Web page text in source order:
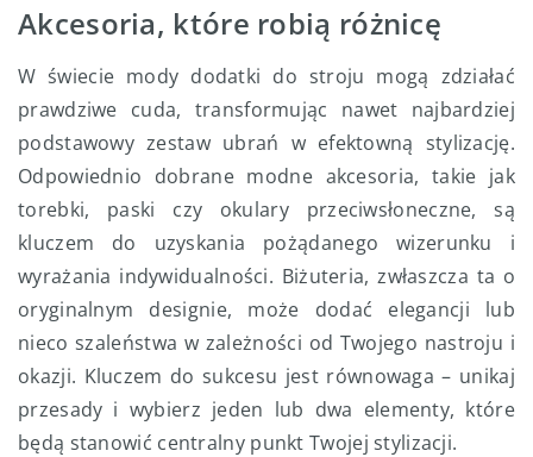
Akcesoria, które robią różnicę
W świecie mody dodatki do stroju mogą zdziałać
prawdziwe cuda, transformując nawet najbardziej
podstawowy zestaw ubrań w efektowną stylizację.
Odpowiednio dobrane modne akcesoria, takie jak
torebki, paski czy okulary przeciwsłoneczne, są
kluczem do uzyskania pożądanego wizerunku i
wyrażania indywidualności. Biżuteria, zwłaszcza ta o
oryginalnym designie, może dodać elegancji lub
nieco szaleństwa w zależności od Twojego nastroju i
okazji. Kluczem do sukcesu jest równowaga – unikaj
przesady i wybierz jeden lub dwa elementy, które
będą stanowić centralny punkt Twojej stylizacji.